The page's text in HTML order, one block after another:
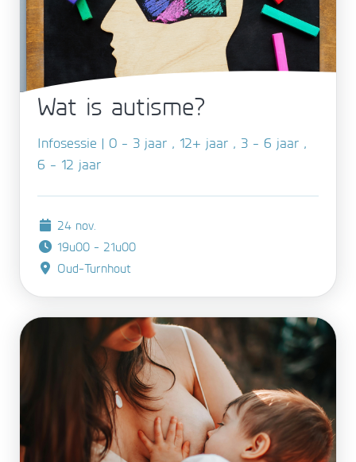
Wat is autisme?
Infosessie | 0 - 3 jaar , 12+ jaar , 3 - 6 jaar ,
6 - 12 jaar
24 nov.
19u00 - 21u00
Oud-Turnhout